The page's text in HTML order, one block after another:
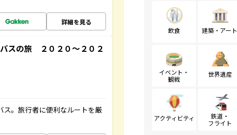
詳細を見る
の旅 ２０２０～２０２
。旅行者に便利なルートを厳
飲食 建築・アート
イベント・
観戦
世界遺産
アクティビティ
鉄道・
フライト